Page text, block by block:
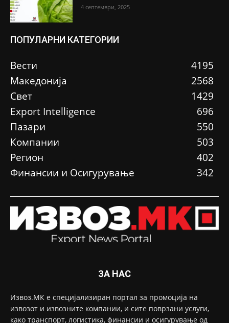
4 септември, 2025
ПОПУЛАРНИ КАТЕГОРИИ
Вести
4195
Македонија
2568
Свет
1429
Еxport Intelligence
696
Пазари
550
Компании
503
Регион
402
Финансии и Осигурување
342
ЗА НАС
Извоз.МК е специјализиран портал за промоција на
извозот и извозните компании, и сите поврзани услуги,
како транспорт, логистика, финансии и осигурување од